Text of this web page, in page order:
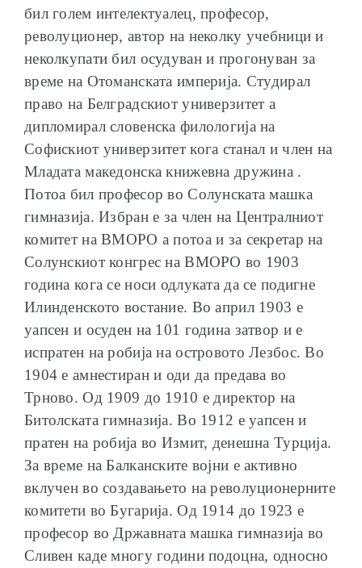
бил голем интелектуалец, професор,
револуционер, автор на неколку учебници и
неколкупати бил осудуван и прогонуван за
време на Отоманската империја. Студирал
право на Белградскиот универзитет а
дипломирал словенска филологија на
Софискиот универзитет кога станал и член на
Младата македонска книжевна дружина .
Потоа бил професор во Солунската машка
гимназија. Избран е за член на Централниот
комитет на ВМОРО а потоа и за секретар на
Солунскиот конгрес на ВМОРО во 1903
година кога се носи одлуката да се подигне
Илинденското востание. Во април 1903 е
уапсен и осуден на 101 година затвор и е
испратен на робија на островото Лезбос. Во
1904 е амнестиран и оди да предава во
Трново. Од 1909 до 1910 е директор на
Битолската гимназија. Во 1912 е уапсен и
пратен на робија во Измит, денешна Турција.
За време на Балканските војни е активно
вклучен во создавањето на револуционерните
комитети во Бугарија. Од 1914 до 1923 е
професор во Државната машка гимназија во
Сливен каде многу години подоцна, односно